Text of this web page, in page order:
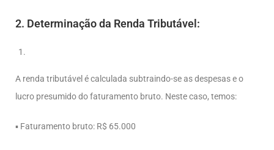
2. Determinação da Renda Tributável:
A renda tributável é calculada subtraindo-se as despesas e o
lucro presumido do faturamento bruto. Neste caso, temos:
▪ Faturamento bruto: R$ 65.000